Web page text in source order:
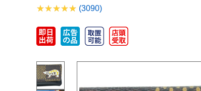
(3090)